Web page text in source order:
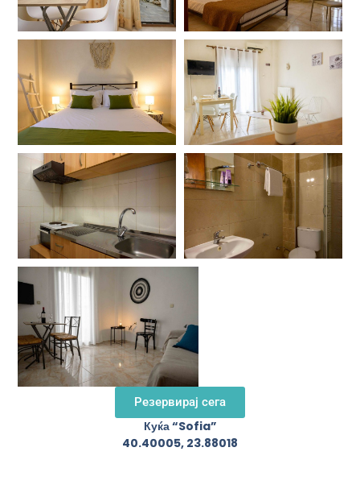
Резервирај сега
Куќа “Sofia”
40.40005, 23.88018